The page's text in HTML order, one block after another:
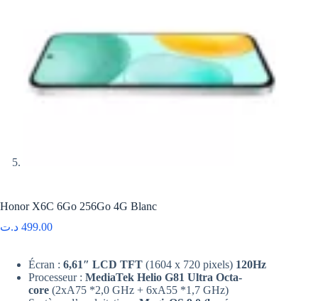
Honor X6C 6Go 256Go 4G Blanc
499.00 د.ت
Écran : 6,61″ LCD TFT (1604 x 720 pixels) 120Hz
Processeur : MediaTek Helio G81 Ultra Octa-
core (2xA75 *2,0 GHz + 6xA55 *1,7 GHz)